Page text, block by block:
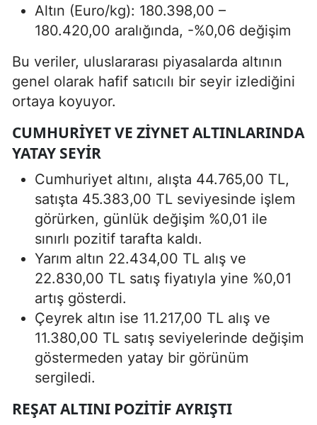
Altın (Euro/kg): 180.398,00 –
180.420,00 aralığında, -%0,06 değişim
Bu veriler, uluslararası piyasalarda altının
genel olarak hafif satıcılı bir seyir izlediğini
ortaya koyuyor.
CUMHURIYET VE ZIYNET ALTINLARINDA
YATAY SEYIR
Cumhuriyet altını, alışta 44.765,00 TL,
satışta 45.383,00 TL seviyesinde işlem
görürken, günlük değişim %0,01 ile
sınırlı pozitif tarafta kaldı.
Yarım altın 22.434,00 TL alış ve
22.830,00 TL satış fiyatıyla yine %0,01
artış gösterdi.
Çeyrek altın ise 11.217,00 TL alış ve
11.380,00 TL satış seviyelerinde değişim
göstermeden yatay bir görünüm
sergiledi.
REŞAT ALTINI POZITIF AYRIŞTI